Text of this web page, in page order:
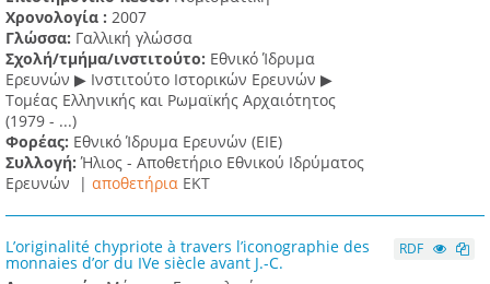
Χρονολογία : 2007
Γλώσσα: Γαλλική γλώσσα
Σχολή/τμήμα/ινστιτούτο: Εθνικό Ίδρυμα
Ερευνών ▶ Ινστιτούτο Ιστορικών Ερευνών ▶
Τομέας Ελληνικής και Ρωμαϊκής Αρχαιότητος
(1979 - ...)
Φορέας: Εθνικό Ίδρυμα Ερευνών (ΕΙΕ)
Συλλογή:Ήλιος - Αποθετήριο Εθνικού Ιδρύματος
Ερευνών | αποθετήρια EKT
L’originalité chypriote à travers l’iconographie des
monnaies d’or du IVe siècle avant J.-C.
RDF